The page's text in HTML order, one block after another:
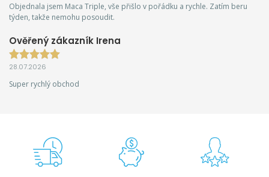
Objednala jsem Maca Triple, vše přišlo v pořádku a rychle. Zatím beru
týden, takže nemohu posoudit.
Ověřený zákazník Irena
28.07.2026
Super rychlý obchod